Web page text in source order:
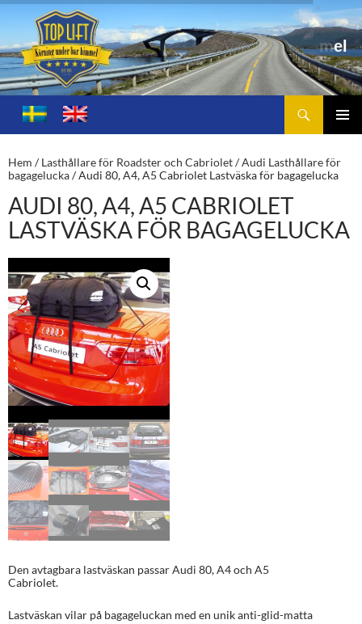
Toplift.se – för körning under bar himmel
HOPPA
TILL
Hem /Lasthållare för Roadster och Cabriolet/Audi Lasthållare för
bagagelucka/ Audi 80, A4, A5 Cabriolet Lastväska för bagagelucka
AUDI 80, A4, A5 CABRIOLET
LASTVÄSKA FÖR BAGAGELUCKA
Den avtagbara lastväskan passar Audi 80, A4 och A5
Cabriolet.
Lastväskan vilar på bagageluckan med en unik anti-glid-matta